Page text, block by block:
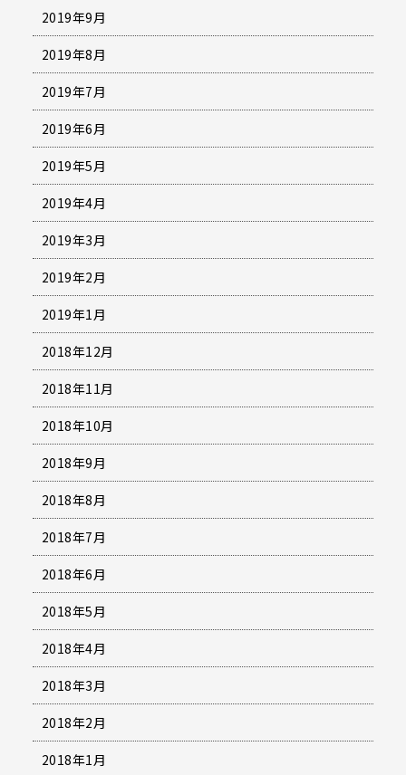
2019年9月
2019年8月
2019年7月
2019年6月
2019年5月
2019年4月
2019年3月
2019年2月
2019年1月
2018年12月
2018年11月
2018年10月
2018年9月
2018年8月
2018年7月
2018年6月
2018年5月
2018年4月
2018年3月
2018年2月
2018年1月